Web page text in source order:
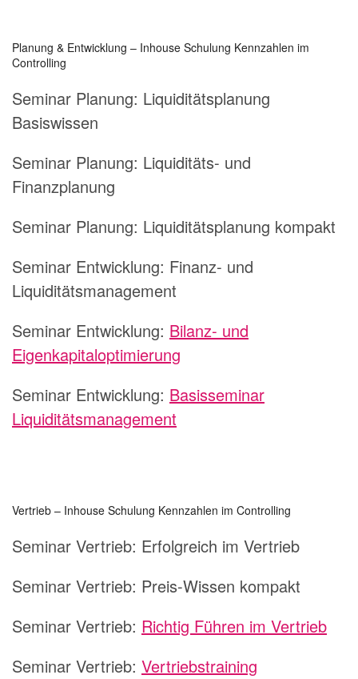
Planung & Entwicklung – Inhouse Schulung Kennzahlen im
Controlling
Seminar Planung: Liquiditätsplanung
Basiswissen
Seminar Planung: Liquiditäts- und
Finanzplanung
Seminar Planung: Liquiditätsplanung kompakt
Seminar Entwicklung: Finanz- und
Liquiditätsmanagement
Seminar Entwicklung: Bilanz- und
Eigenkapitaloptimierung
Seminar Entwicklung: Basisseminar
Liquiditätsmanagement
Vertrieb – Inhouse Schulung Kennzahlen im Controlling
Seminar Vertrieb: Erfolgreich im Vertrieb
Seminar Vertrieb: Preis-Wissen kompakt
Seminar Vertrieb: Richtig Führen im Vertrieb
Seminar Vertrieb: Vertriebstraining